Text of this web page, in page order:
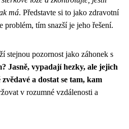
má. Představte si to jako zdravotní
tím snazší je jeho řešení.
stejnou pozornost jako záhonek s
Jasně, vypadají hezky, ale jejich
a dostat se tam, kam
v rozumné vzdálenosti a